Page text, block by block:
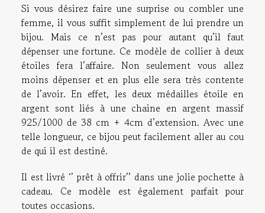
Si vous désirez faire une surprise ou combler une
femme, il vous suffit simplement de lui prendre un
bijou. Mais ce n’est pas pour autant qu’il faut
dépenser une fortune. Ce modèle de collier à deux
étoiles fera l’affaire. Non seulement vous allez
moins dépenser et en plus elle sera très contente
de l’avoir. En effet, les deux médailles étoile en
argent sont liés à une chaine en argent massif
925/1000 de 38 cm + 4cm d’extension. Avec une
telle longueur, ce bijou peut facilement aller au cou
de qui il est destiné.
Il est livré ‘’ prêt à offrir’’ dans une jolie pochette à
cadeau. Ce modèle est également parfait pour
toutes occasions.